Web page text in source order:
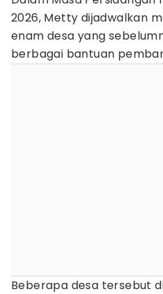
2026, Metty dijadwalkan
enam desa yang
berbagai bantuan
Beberapa desa tersebut